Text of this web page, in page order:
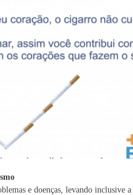
e doenças, levando inclusive